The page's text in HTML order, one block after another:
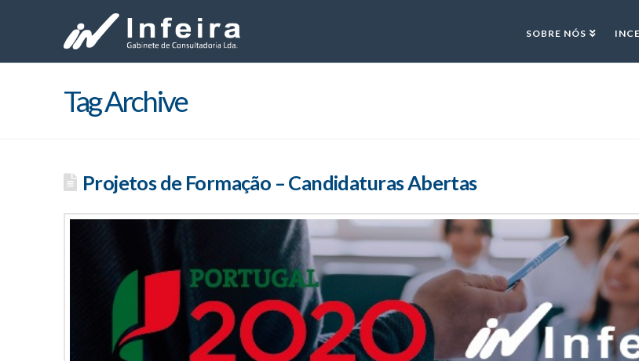
SOBRE NÓS
Tag Archive
Projetos de Formação – Candidaturas Abertas